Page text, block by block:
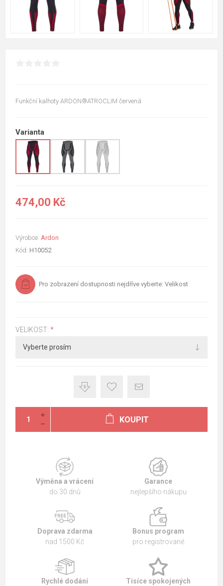
Funkční kalhoty ARDON®ATROCLIM červená
Varianta
474,00 Kč
Výrobce: Ardon
Kód: H10052
Pro zobrazení dostupnosti nejdříve vyberte: Velikost
VELIKOST: *
KOUPIT
Výměna a vrácení
do 30 dnů
Garance
nejlepšího nákupu
Doprava zdarma
nad 1500 Kč
Bonus program
pro registrované
Rychlé dodání
Tisíce spokojených